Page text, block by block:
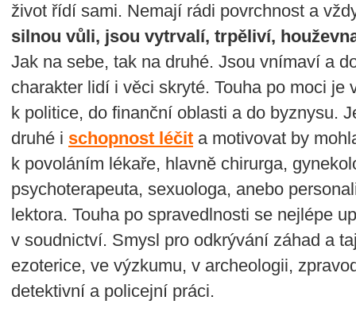
život řídí sami. Nemají rádi povrchnost a
silnou vůli, jsou vytrvalí, trpěliví,
Jak na sebe, tak na druhé. Jsou vnímaví a
charakter lidí i věci skryté. Touha po moci je
k politice, do finanční oblasti a do byznysu.
druhé i schopnost léčit a motivovat by
k povoláním lékaře, hlavně chirurga,
psychoterapeuta, sexuologa, anebo
lektora. Touha po spravedlnosti se nejlépe
v soudnictví. Smysl pro odkrývání záhad a
ezoterice, ve výzkumu, v archeologii,
detektivní a policejní práci.